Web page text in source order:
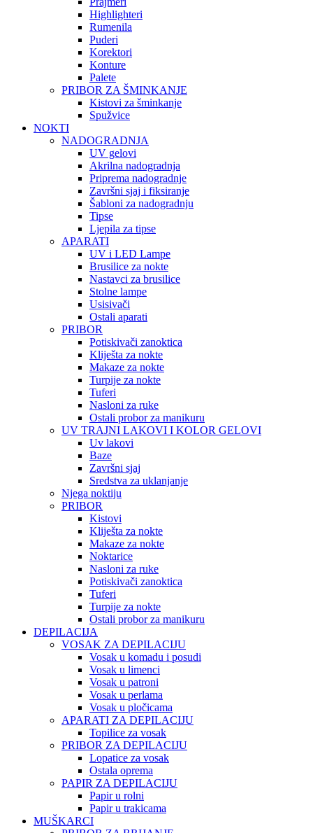
Highlighteri
Rumenila
Puderi
Korektori
Konture
Palete
PRIBOR ZA ŠMINKANJE
Kistovi za šminkanje
Spužvice
NOKTI
NADOGRADNJA
UV gelovi
Akrilna nadogradnja
Priprema nadogradnje
Završni sjaj i fiksiranje
Šabloni za nadogradnju
Tipse
Ljepila za tipse
APARATI
UV i LED Lampe
Brusilice za nokte
Nastavci za brusilice
Stolne lampe
Usisivači
Ostali aparati
PRIBOR
Potiskivači zanoktica
Kliješta za nokte
Makaze za nokte
Turpije za nokte
Tuferi
Nasloni za ruke
Ostali probor za manikuru
UV TRAJNI LAKOVI I KOLOR GELOVI
Uv lakovi
Baze
Završni sjaj
Sredstva za uklanjanje
Njega noktiju
PRIBOR
Kistovi
Kliješta za nokte
Makaze za nokte
Noktarice
Nasloni za ruke
Potiskivači zanoktica
Tuferi
Turpije za nokte
Ostali probor za manikuru
DEPILACIJA
VOSAK ZA DEPILACIJU
Vosak u komadu i posudi
Vosak u limenci
Vosak u patroni
Vosak u perlama
Vosak u pločicama
APARATI ZA DEPILACIJU
Topilice za vosak
PRIBOR ZA DEPILACIJU
Lopatice za vosak
Ostala oprema
PAPIR ZA DEPILACIJU
Papir u rolni
Papir u trakicama
MUŠKARCI